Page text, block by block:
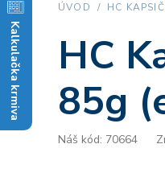
Kalkulačka krmiva
ÚVOD HC
HC
85g
Náš kód: 70664